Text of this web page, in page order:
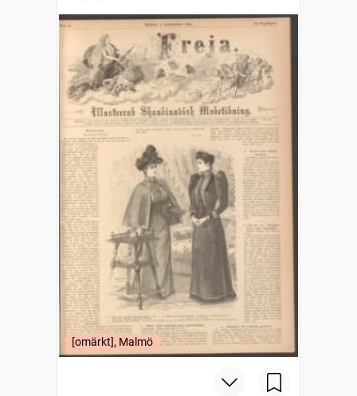
modetidning
[omärkt], Malmö